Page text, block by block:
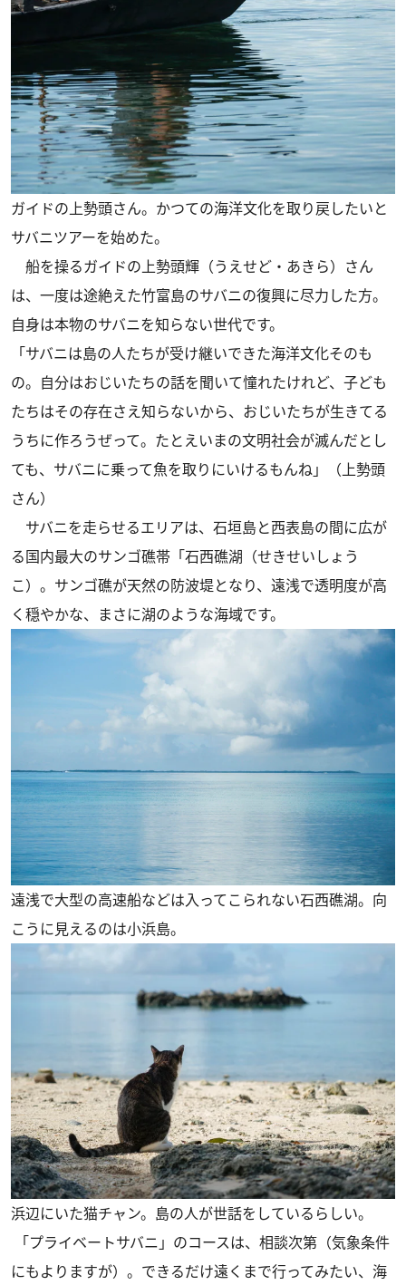
ガイドの上勢頭さん。かつての海洋文化を取り戻したいと
サバニツアーを始めた。
船を操るガイドの上勢頭輝（うえせど・あきら）さん
は、一度は途絶えた竹富島のサバニの復興に尽力した方。
自身は本物のサバニを知らない世代です。
「サバニは島の人たちが受け継いできた海洋文化そのも
の。自分はおじいたちの話を聞いて憧れたけれど、子ども
たちはその存在さえ知らないから、おじいたちが生きてる
うちに作ろうぜって。たとえいまの文明社会が滅んだとし
ても、サバニに乗って魚を取りにいけるもんね」（上勢頭
さん）
サバニを走らせるエリアは、石垣島と西表島の間に広が
る国内最大のサンゴ礁帯「石西礁湖（せきせいしょう
こ）。サンゴ礁が天然の防波堤となり、遠浅で透明度が高
く穏やかな、まさに湖のような海域です。
遠浅で大型の高速船などは入ってこられない石西礁湖。向
こうに見えるのは小浜島。
浜辺にいた猫チャン。島の人が世話をしているらしい。
「プライベートサバニ」のコースは、相談次第（気象条件
にもよりますが）。できるだけ遠くまで行ってみたい、海